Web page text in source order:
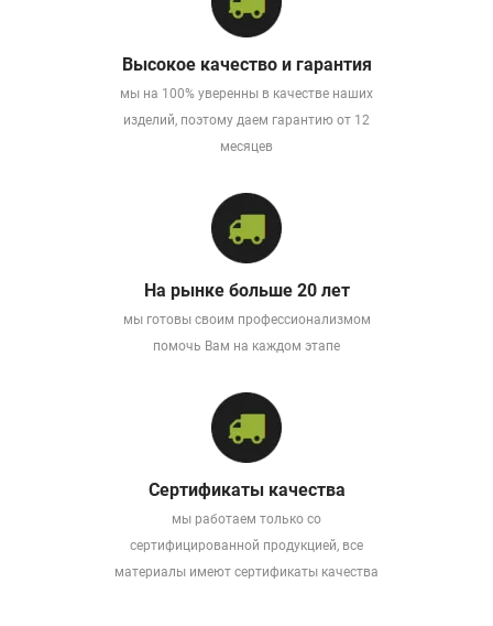
Высокое качество и гарантия
мы на 100% уверенны в качестве наших
изделий, поэтому даем гарантию от 12
месяцев
На рынке больше 20 лет
мы готовы своим профессионализмом
помочь Вам на каждом этапе
Сертификаты качества
мы работаем только со
сертифицированной продукцией, все
материалы имеют сертификаты качества